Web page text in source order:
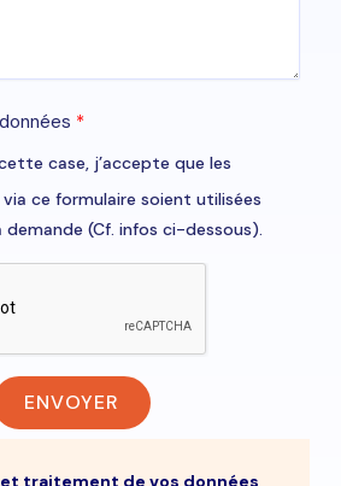
case, j’accepte que les
ce formulaire soient utilisées
(Cf. infos ci-dessous).
ENVOYER
traitement de vos données